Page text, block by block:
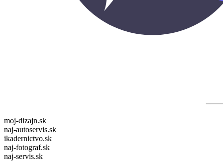
moj-dizajn.sk
naj-autoservis.sk
ikadernictvo.sk
naj-fotograf.sk
naj-servis.sk